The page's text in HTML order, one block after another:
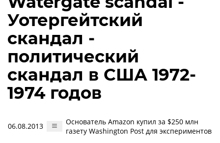
Уотергейтский
скандал -
политический
скандал в США 1972-
1974 годов
06.08.2013
Основатель Amazon купил за $250 млн
газету Washington Post для экспериментов